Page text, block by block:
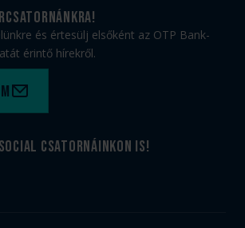
és értesülj elsőként az OTP Bank-
érintő hírekről.
csatornáinkon is!